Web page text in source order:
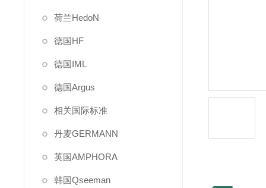
荷兰HedoN
德国HF
德国IML
德国Argus
相关国际标准
丹麦GERMANN
英国AMPHORA
韩国Qseeman